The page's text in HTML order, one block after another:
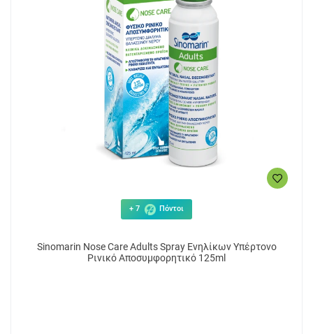
+ 7 Πόντοι
Sinomarin Nose Care Adults Spray Ενηλίκων Υπέρτονο
Ρινικό Αποσυμφορητικό 125ml